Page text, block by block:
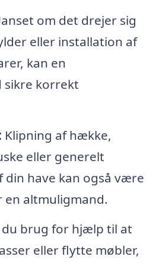
om det drejer sig
eller installation af
kan en
sikre korrekt
Klipning af hække,
eller generelt
din have kan også være
en altmuligmand.
du brug for hjælp til at
eller flytte møbler,